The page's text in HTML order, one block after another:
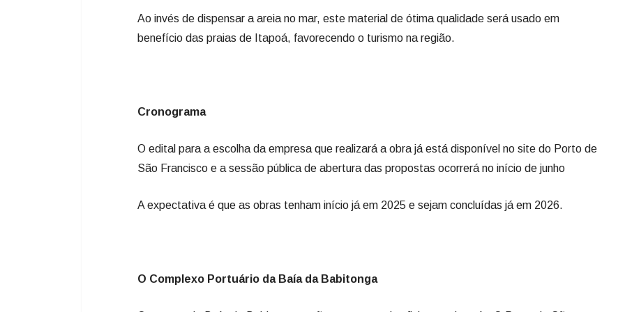
Ao invés de dispensar a areia no mar, este material de ótima qualidade será usado em
benefício das praias de Itapoá, favorecendo o turismo na região.
Cronograma
O edital para a escolha da empresa que realizará a obra já está disponível no site do Porto de
São Francisco e a sessão pública de abertura das propostas ocorrerá no início de junho
A expectativa é que as obras tenham início já em 2025 e sejam concluídas já em 2026.
O Complexo Portuário da Baía da Babitonga